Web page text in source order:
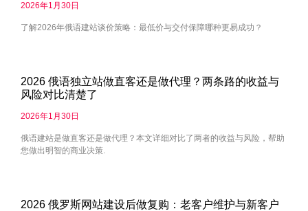
2026年1月30日
了解2026年俄语建站谈价策略：最低价与交付保障哪种更易成功？
2026 俄语独立站做直客还是做代理？两条路的收益与
风险对比清楚了
2026年1月30日
俄语建站是做直客还是做代理？本文详细对比了两者的收益与风险，帮助
您做出明智的商业决策.
2026 俄罗斯网站建设后做复购：老客户维护与新客户